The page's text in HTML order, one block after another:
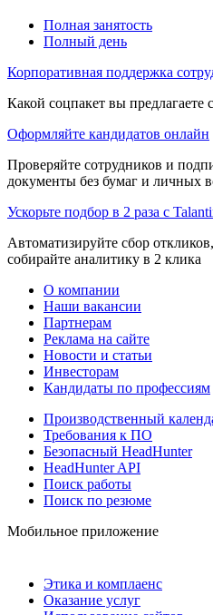
Полная занятость
Полный день
Корпоративная поддержка
Какой соцпакет вы
Оформляйте кандидатов онлайн
Проверяйте сотрудников и
документы без бумаг и личных
Ускорьте подбор в 2 раза с
Автоматизируйте сбор
собирайте аналитику в 2 клика
О компании
Наши вакансии
Партнерам
Реклама на сайте
Новости и статьи
Инвесторам
Кандидаты по профессиям
Производственный
Требования к ПО
Безопасный HeadHunter
HeadHunter API
Поиск работы
Поиск по резюме
Мобильное приложение
Этика и комплаенс
Оказание услуг